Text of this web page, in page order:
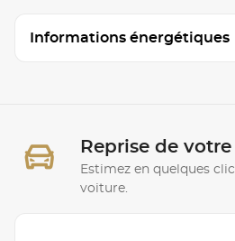
Informations énergétiques
Reprise de
Estimez en quelques
voiture.